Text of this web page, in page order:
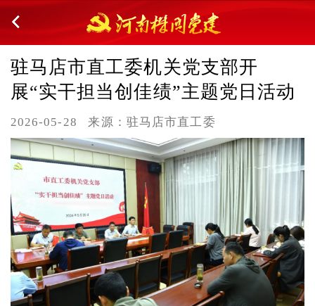
驻马店市直工委机关党支部开
展“实干担当创佳绩”主题党日活动
2026-05-28 来源：驻马店市直工委